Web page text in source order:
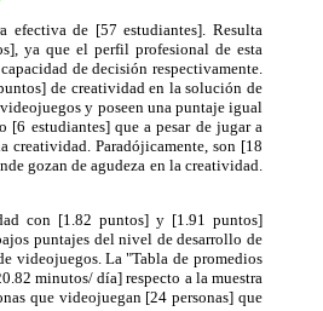
efectiva de [57 estudiantes]. Resulta
ya que el perfil profesional de esta
de decisión respectivamente.
de creatividad en la solución de
y poseen una puntaje igual
estudiantes] que a pesar de jugar a
creatividad. Paradójicamente, son [18
gozan de agudeza en la creatividad.
con [1.82 puntos] y [1.91 puntos]
puntajes del nivel de desarrollo de
videojuegos. La "Tabla de promedios
minutos/ día] respecto a la muestra
que videojuegan [24 personas] que